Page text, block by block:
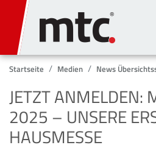
Startseite Medien News
JETZT ANMELDEN:
2025 – UNSERE
HAUSMESSE